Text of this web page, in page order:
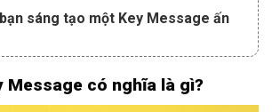
sáng tạo một Key Message ấn
đề chưa được giải quyết trong thị
Message có nghĩa là gì?